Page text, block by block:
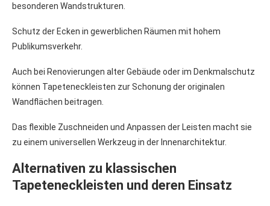
besonderen Wandstrukturen.
Schutz der Ecken in gewerblichen Räumen mit hohem
Publikumsverkehr.
Auch bei Renovierungen alter Gebäude oder im Denkmalschutz
können Tapeteneckleisten zur Schonung der originalen
Wandflächen beitragen.
Das flexible Zuschneiden und Anpassen der Leisten macht sie
zu einem universellen Werkzeug in der Innenarchitektur.
Alternativen zu klassischen
Tapeteneckleisten und deren Einsatz